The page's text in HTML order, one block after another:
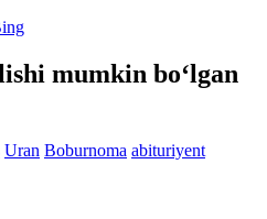
mumkin bo‘lgan
Uran Boburnoma abituriyent